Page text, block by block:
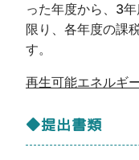
った年度から、3
限り、各年度の課
す。
再生可能エネルギ
◆提出書類